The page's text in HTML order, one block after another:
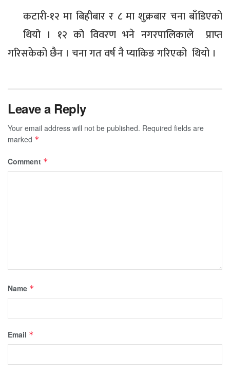
कटारी-१२ मा बिहीबार र ८ मा शुक्रबार चना बाँडिएको
थियो । १२ को विवरण भने नगरपालिकाले प्राप्त
गरिसकेको छैन । चना गत वर्ष नै प्याकिङ गरिएको थियो ।
Leave a Reply
Your email address will not be published. Required fields are
marked *
Comment *
Name *
Email *